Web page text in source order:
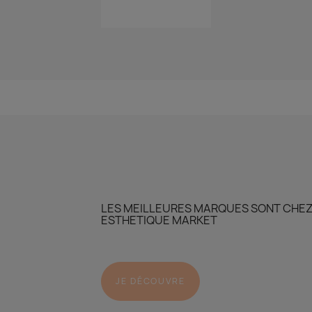
LES MEILLEURES MARQUES SONT CHEZ
ESTHETIQUE MARKET
JE DÉCOUVRE